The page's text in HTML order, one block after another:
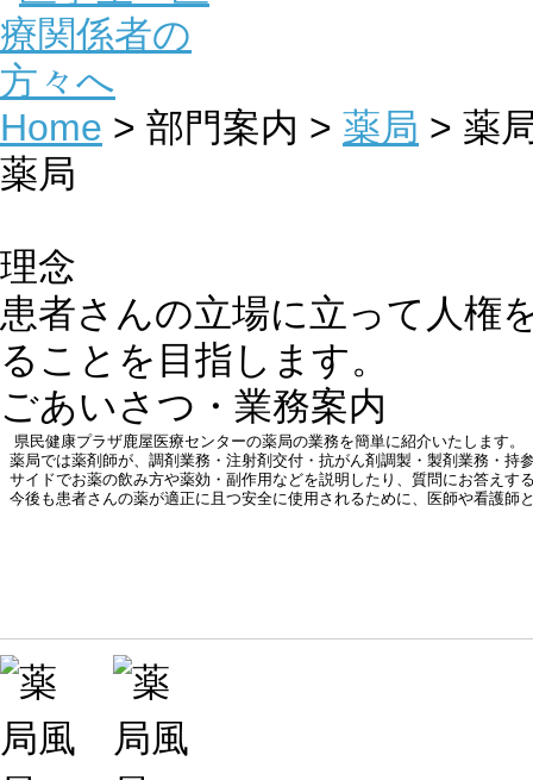
Home > 部門案内 > 薬局 > 薬
薬局
理念
患者さんの立場に立って人権
ることを目指します。
ごあいさつ・業務案内
県民健康プラザ鹿屋医療センターの薬局の業務を簡単に紹介いたします。
薬局では薬剤師が、調剤業務・注射剤交付・抗がん剤調製・製剤業務・
サイドでお薬の飲み方や薬効・副作用などを説明したり、質問にお答え
今後も患者さんの薬が適正に且つ安全に使用されるために、医師や看護